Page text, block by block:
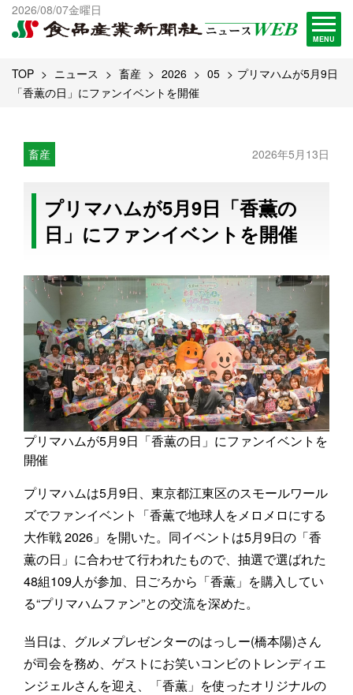
2026/08/07金曜日
MENU
出版物一覧へ
試読・購読申し込み
TOP ニュース 畜産 2026 05
プリマハムが5月9日
「香薫の日」にファンイベントを開催
畜産 2026年5月13日
プリマハムが5月9日「香薫の
日」にファンイベントを開催
プリマハムが5月9日「香薫の日」にファンイベントを
開催
プリマハムは5月9日、東京都江東区のスモールワール
ズでファンイベント「香薫で地球人をメロメロにする
大作戦 2026」を開いた。同イベントは5月9日の「香
薫の日」に合わせて行われたもので、抽選で選ばれた
48組109人が参加、日ごろから「香薫」を購入してい
る“プリマハムファン”との交流を深めた。
当日は、グルメプレゼンターのはっしー(橋本陽)さん
が司会を務め、ゲストにお笑いコンビのトレンディエ
ンジェルさんを迎え、「香薫」を使ったオリジナルの